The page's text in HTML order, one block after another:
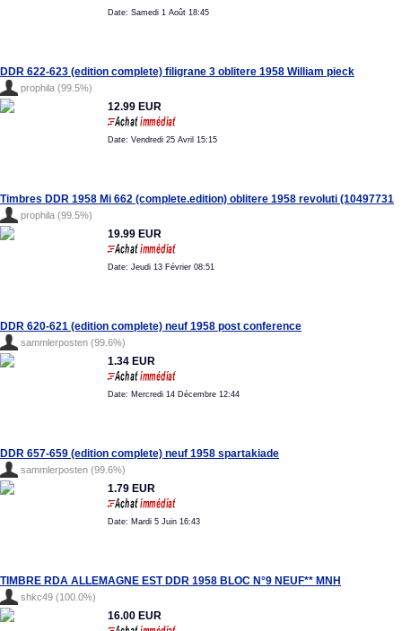
Date: Samedi 1 Août 18:45
DDR 622-623 (edition complete) filigrane 3 oblitere 1958 William pieck
prophila (99.5%)
12.99 EUR
Date: Vendredi 25 Avril 15:15
Timbres DDR 1958 Mi 662 (complete.edition) oblitere 1958 revoluti (10497731
prophila (99.5%)
19.99 EUR
Date: Jeudi 13 Février 08:51
DDR 620-621 (edition complete) neuf 1958 post conference
sammlerposten (99.6%)
1.34 EUR
Date: Mercredi 14 Décembre 12:44
DDR 657-659 (edition complete) neuf 1958 spartakiade
sammlerposten (99.6%)
1.79 EUR
Date: Mardi 5 Juin 16:43
TIMBRE RDA ALLEMAGNE EST DDR 1958 BLOC N°9 NEUF** MNH
shkc49 (100.0%)
16.00 EUR